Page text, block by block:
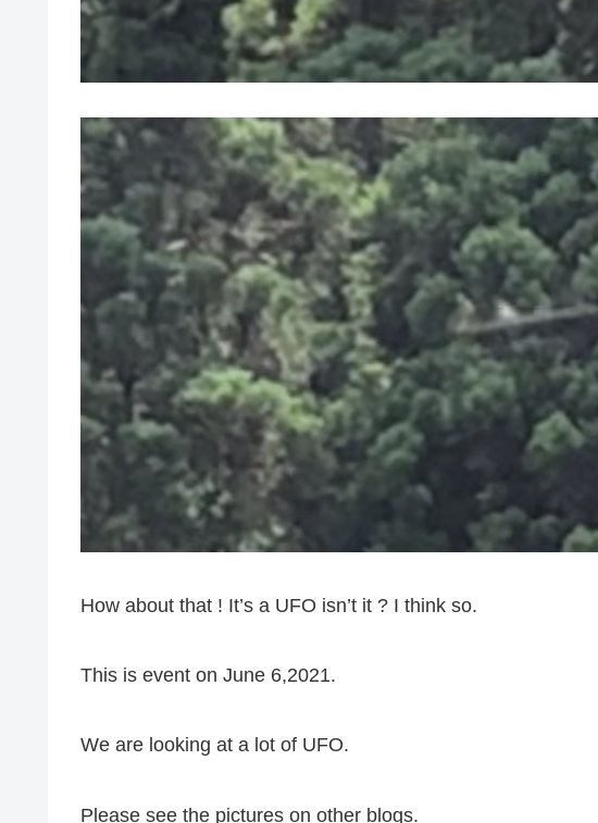
How about that ! It’s a UFO isn’t it ? I think so.
This is event on June 6,2021.
We are looking at a lot of UFO.
Please see the pictures on other blogs.